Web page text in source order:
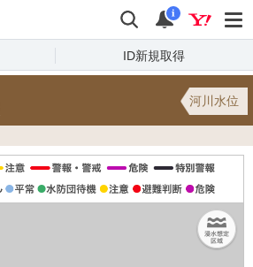
検索 通知
i
ID新規取得
河川水位